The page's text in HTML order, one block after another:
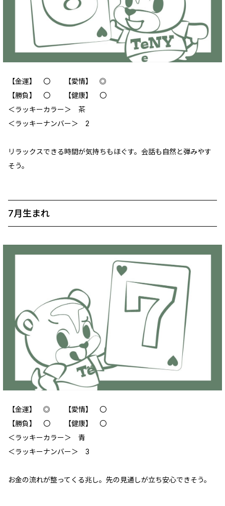
【金運】 〇 【愛情】 ◎
【勝負】 〇 【健康】 〇
＜ラッキーカラー＞ 茶
＜ラッキーナンバー＞ 2
リラックスできる時間が気持ちもほぐす。会話も自然と弾みやす
そう。
7月生まれ
【金運】 ◎ 【愛情】 〇
【勝負】 〇 【健康】 〇
＜ラッキーカラー＞ 青
＜ラッキーナンバー＞ 3
お金の流れが整ってくる兆し。先の見通しが立ち安心できそう。